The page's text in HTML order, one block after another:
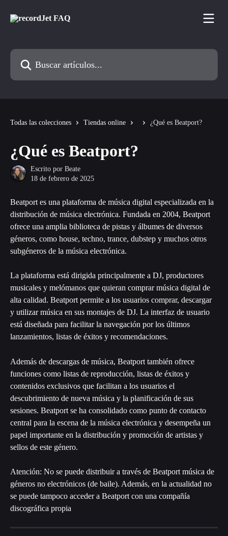
Buscar artículos...
Todas las colecciones Tiendas online ¿Qué es Beatport?
¿Qué es Beatport?
Escrito por Beate
18 de febrero de 2025
Beatport es una plataforma de música digital especializada en la
distribución de música electrónica. Fundada en 2004, Beatport
ofrece una amplia biblioteca de pistas y álbumes de diversos
géneros, como house, techno, trance, dubstep y muchos otros
subgéneros de la música electrónica.
La plataforma está dirigida principalmente a DJ, productores
musicales y melómanos que quieran comprar música digital de
alta calidad. Beatport permite a los usuarios comprar, descargar
y utilizar música en sus montajes de DJ. La interfaz de usuario
está diseñada para facilitar la navegación por los últimos
lanzamientos, listas de éxitos y recomendaciones.
Además de descargas de música, Beatport también ofrece
funciones como listas de reproducción, listas de éxitos y
contenidos exclusivos que facilitan a los usuarios el
descubrimiento de nueva música y la planificación de sus
sesiones. Beatport se ha consolidado como punto de contacto
central para la escena de la música electrónica y desempeña un
papel importante en la distribución y promoción de artistas y
sellos de este género.
Atención: No se puede distribuir a través de Beatport música de
géneros no electrónicos (de baile). Además, en la actualidad no
se puede tampoco acceder a Beatport con una compañía
discográfica propia